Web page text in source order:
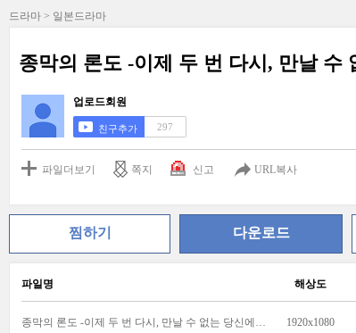
드라마 > 일본드라마
종막의 론도 -이제 두 번 다시, 만날 수
업로드회원
친구추가 297
파일더보기 쪽지 신고 URL복사
찜하기 다운로드
파일명 해상도
종막의 론도 -이제 두 번 다시, 만날 수 없는 당신에게- EP07 [1080p].mp4 1920x1080